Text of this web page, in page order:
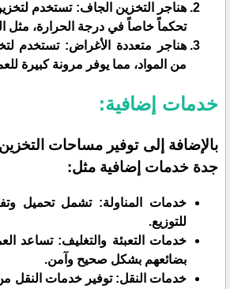
هناجر التخزين الجاف: تستخدم
تحكماً خاصاً في درجة الحرارة، مثل
هناجر متعددة الأغراض: تستخدم
من المواد، مما يوفر مرونة كبيرة
خدمات إضافية:
بالإضافة إلى توفير مساحات
جدة خدمات إضافية مثل:
خدمات المناولة: تشمل تحميل
للتوزيع.
خدمات التعبئة والتغليف: تساعد
بضائعهم بشكل صحيح وآمن.
خدمات النقل: توفير خدمات النقل